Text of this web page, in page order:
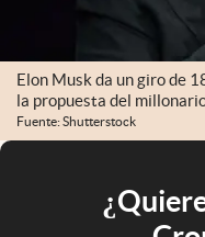
Elon Musk da un giro de
la propuesta del
Fuente: Shutterstock